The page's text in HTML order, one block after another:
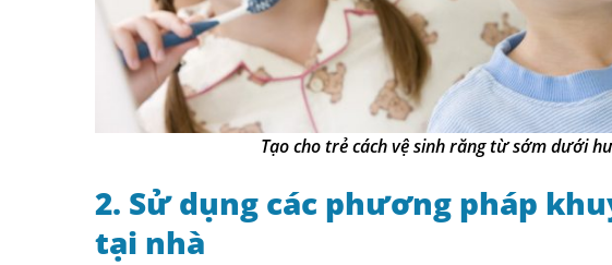
Tạo cho trẻ cách vệ sinh răng từ sớmdưới
2. Sử dụng các phương pháp
tại nhà